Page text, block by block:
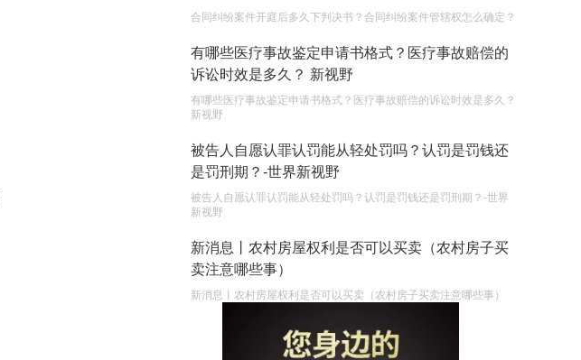
合同纠纷案件开庭后多久下判决书？合同纠纷案件管辖权怎么确定？
有哪些医疗事故鉴定申请书格式？医疗事故赔偿的
诉讼时效是多久？ 新视野
有哪些医疗事故鉴定申请书格式？医疗事故赔偿的诉讼时效是多久？
新视野
被告人自愿认罪认罚能从轻处罚吗？认罚是罚钱还
是罚刑期？-世界新视野
被告人自愿认罪认罚能从轻处罚吗？认罚是罚钱还是罚刑期？-世界
新视野
新消息丨农村房屋权利是否可以买卖（农村房子买
卖注意哪些事）
新消息丨农村房屋权利是否可以买卖（农村房子买卖注意哪些事）